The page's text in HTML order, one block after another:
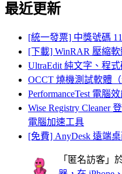
最近更新
[統一發票] 中獎號碼
[下載] WinRAR 壓縮
UltraEdit 純文字、程
OCCT 燒機測試軟體
PerformanceTest 電腦
Wise Registry Cleaner
電腦加速工具
[免費] AnyDesk 遠端
「 匿名訪客 」